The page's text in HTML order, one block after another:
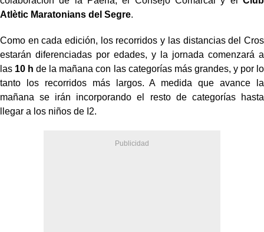
Atlètic Maratonians del Segre.
Como en cada edición, los recorridos y las distancias del Cros
estarán diferenciadas por edades, y la jornada comenzará a
las 10 h de la mañana con las categorías más grandes, y por lo
tanto los recorridos más largos. A medida que avance la
mañana se irán incorporando el resto de categorías hasta
llegar a los niños de I2.